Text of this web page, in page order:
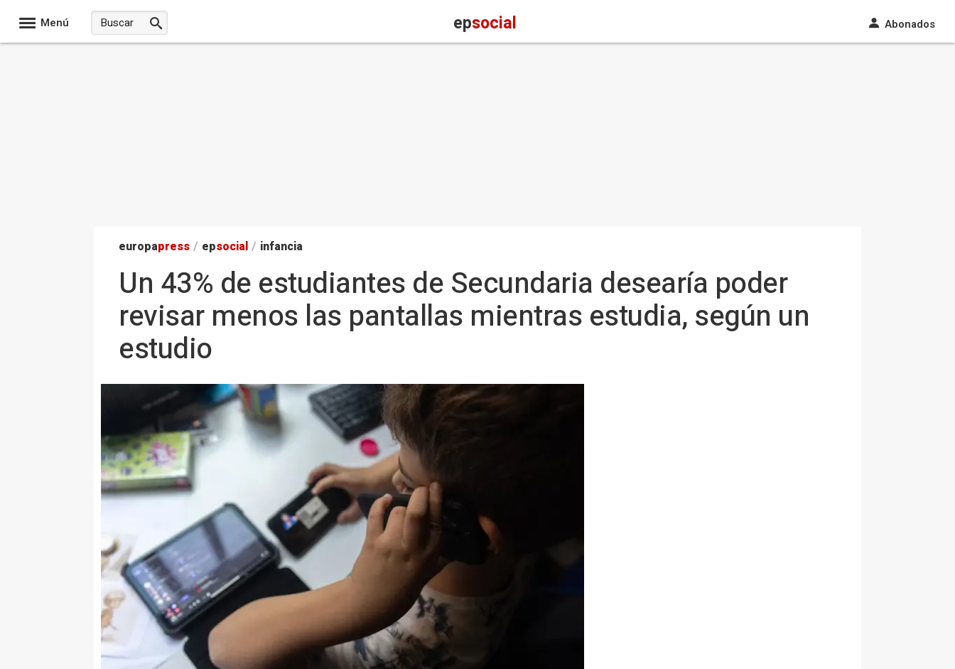
Menú epsocial Abonados
europapress / epsocial / infancia
Un 43% de estudiantes de Secundaria desearía poder
revisar menos las pantallas mientras estudia, según un
estudio